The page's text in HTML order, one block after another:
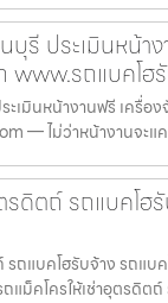
รี ประเมินหน้า
www.รถแบคโฮ
เมินหน้างานฟรี เครื่อ
— ไม่ว่าหน้างานจะแ
รดิตถ์ รถแบคโฮ
ถแบคโฮรับจ้าง รถแบค
แม็คโครให้เช่าอุตรดิต